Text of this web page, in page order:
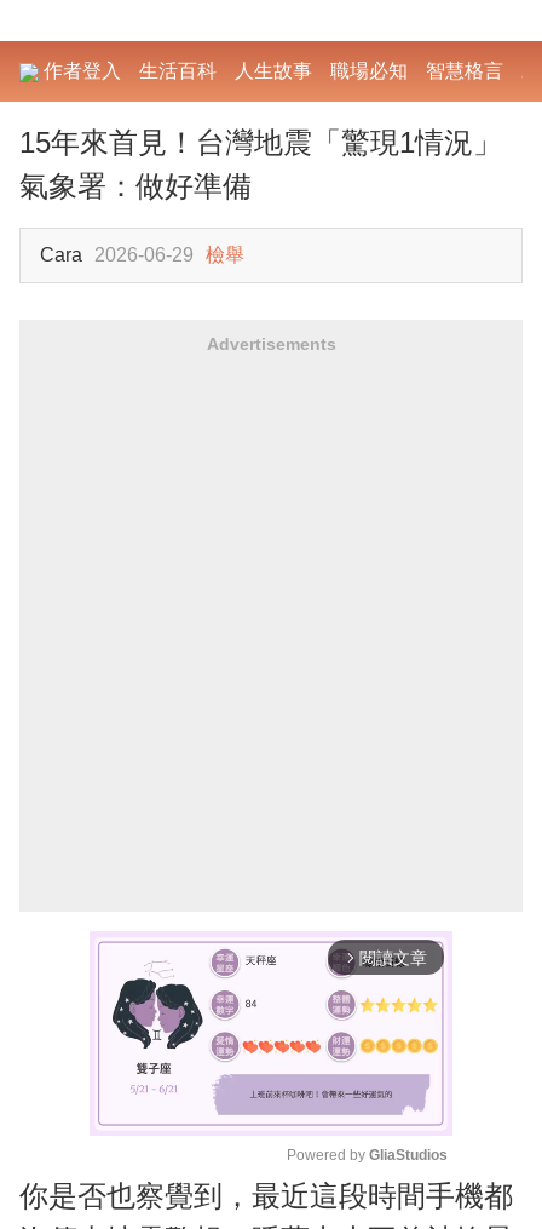
作者登入 生活百科 人生故事 職場必知 智慧格言
15年來首見！台灣地震「驚現1情況」
氣象署：做好準備
Cara 2026-06-29 檢舉
Advertisements
arrow_forward_ios 閱讀文章
M
Powered by GliaStudios
你是否也察覺到，最近這段時間手機都